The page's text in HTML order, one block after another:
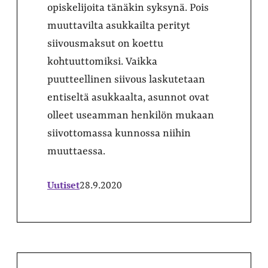
opiskelijoita tänäkin syksynä. Pois
muuttavilta asukkailta perityt
siivousmaksut on koettu
kohtuuttomiksi. Vaikka
puutteellinen siivous laskutetaan
entiseltä asukkaalta, asunnot ovat
olleet useamman henkilön mukaan
siivottomassa kunnossa niihin
muuttaessa.
Uutiset28.9.2020